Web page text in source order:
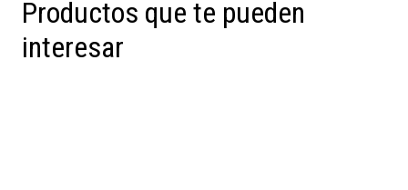
Productos que te pueden
interesar